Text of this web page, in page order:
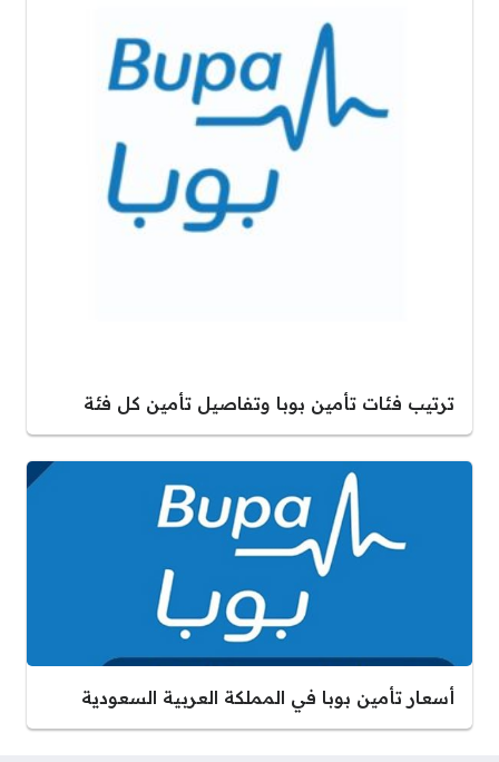
ترتيب فئات تأمين بوبا وتفاصيل تأمين كل فئة
أسعار تأمين بوبا في المملكة العربية السعودية